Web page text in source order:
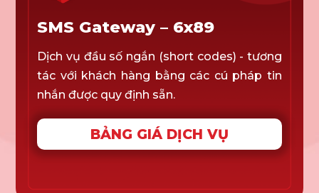
SMS Gateway – 6x89
Dịch vụ đầu số ngắn (short codes) - tương
tác với khách hàng bằng các cú pháp tin
nhắn được quy định sẵn.
BẢNG GIÁ DỊCH VỤ